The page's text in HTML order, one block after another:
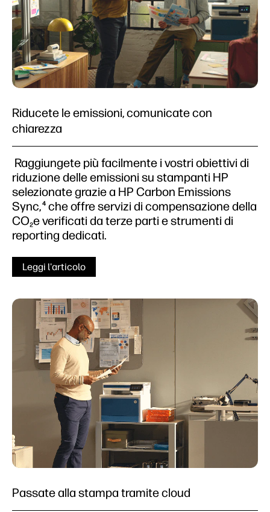
Riducete le emissioni, comunicate con
chiarezza
Raggiungete più facilmente i vostri obiettivi di
riduzione delle emissioni su stampanti HP
selezionate grazie a HP Carbon Emissions
Sync,4che offre servizi di compensazione della
CO₂e verificati da terze parti e strumenti di
reporting dedicati.
Leggi l'articolo
Passate alla stampa tramite cloud